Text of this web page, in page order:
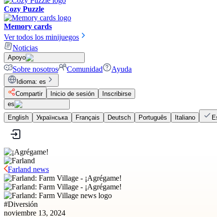
Cozy Puzzle
Memory cards
Ver todos los minijuegos
Noticias
Apoyo
Sobre nosotros Comunidad Ayuda
Idioma: es
Compartir
Inicio de sesión
Inscribirse
es
English
Українська Français Deutsch Português Italiano
Farland news
#Diversión
noviembre 13, 2024